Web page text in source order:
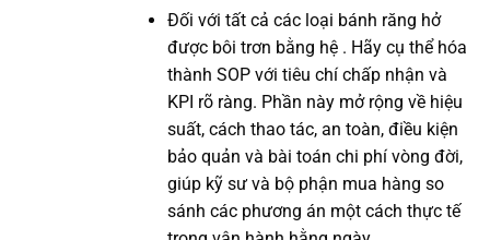
Đối với tất cả các loại bánh răng hở
được bôi trơn bằng hệ . Hãy cụ thể hóa
thành SOP với tiêu chí chấp nhận và
KPI rõ ràng. Phần này mở rộng về hiệu
suất, cách thao tác, an toàn, điều kiện
bảo quản và bài toán chi phí vòng đời,
giúp kỹ sư và bộ phận mua hàng so
sánh các phương án một cách thực tế